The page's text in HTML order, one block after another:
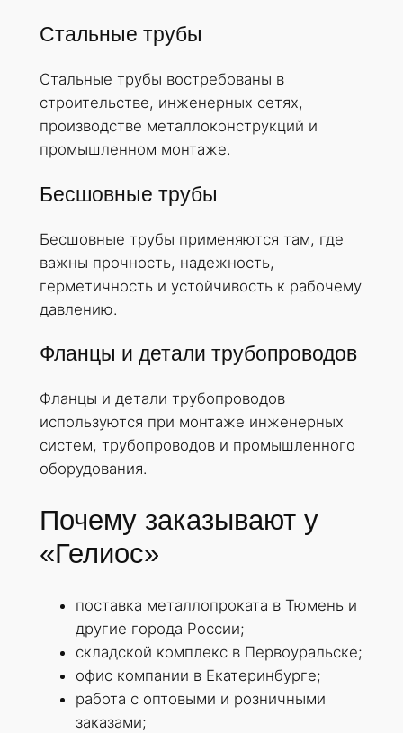
Стальные трубы
Стальные трубы востребованы в
строительстве, инженерных сетях,
производстве металлоконструкций и
промышленном монтаже.
Бесшовные трубы
Бесшовные трубы применяются там, где
важны прочность, надежность,
герметичность и устойчивость к рабочему
давлению.
Фланцы и детали трубопроводов
Фланцы и детали трубопроводов
используются при монтаже инженерных
систем, трубопроводов и промышленного
оборудования.
Почему заказывают у
«Гелиос»
поставка металлопроката в Тюмень и
другие города России;
складской комплекс в Первоуральске;
офис компании в Екатеринбурге;
работа с оптовыми и розничными
заказами;